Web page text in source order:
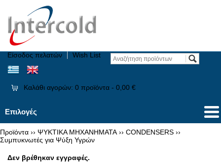
Είσοδος πελατών Wish List
Καλάθι αγορών: 0 προϊόντα - 0,00 €
Επιλογές
Προϊόντα ›› ΨΥΚΤΙΚΑ ΜΗΧΑΝΗΜΑΤΑ ›› CONDENSERS ››
Συμπυκνωτές για Ψύξη Υγρών
Δεν βρέθηκαν εγγραφές.